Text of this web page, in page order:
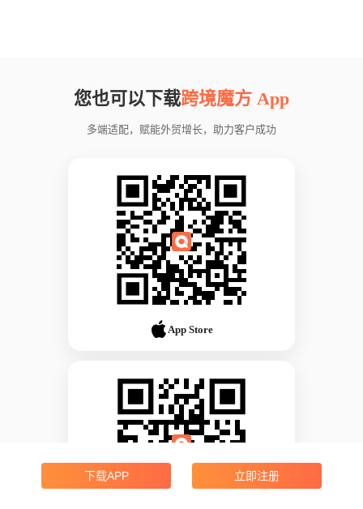
您也可以下载跨境魔方 App
多端适配，赋能外贸增长，助力客户成功
App Store
下载APP 立即注册